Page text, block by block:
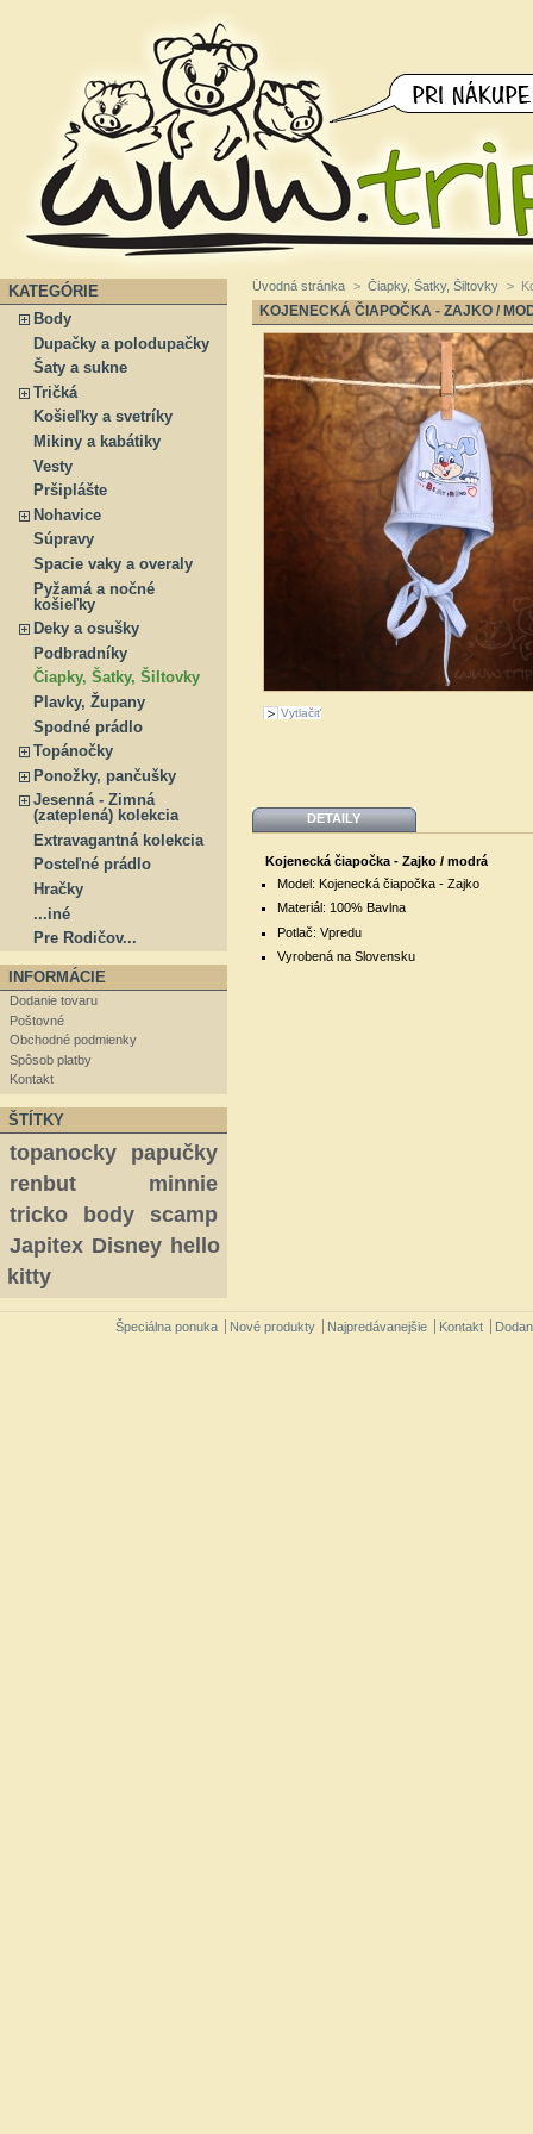
KATEGÓRIE
Body
Dupačky a polodupačky
Šaty a sukne
Tričká
Košieľky a svetríky
Mikiny a kabátiky
Vesty
Pršiplášte
Nohavice
Súpravy
Spacie vaky a overaly
Pyžamá a nočné
košieľky
Deky a osušky
Podbradníky
Čiapky, Šatky, Šiltovky
Plavky, Župany
Spodné prádlo
Topánočky
Ponožky, pančušky
Jesenná - Zimná
(zateplená) kolekcia
Extravagantná kolekcia
Posteľné prádlo
Hračky
...iné
Pre Rodičov...
INFORMÁCIE
Dodanie tovaru
Poštovné
Obchodné podmienky
Spôsob platby
Kontakt
ŠTÍTKY
topanocky
papučky
renbut
minnie
tricko
body
scamp
Japitex Disney hello
kitty
Úvodná stránka > Čiapky, Šatky, Šiltovky >
KOJENECKÁ ČIAPOČKA - ZAJKO /
Vytlačiť
DETAILY
Kojenecká čiapočka - Zajko / modrá
Model: Kojenecká čiapočka - Zajko
Materiál: 100% Bavlna
Potlač: Vpredu
Vyrobená na Slovensku
Špeciálna ponuka Nové produkty Najpredávanejšie Kontakt